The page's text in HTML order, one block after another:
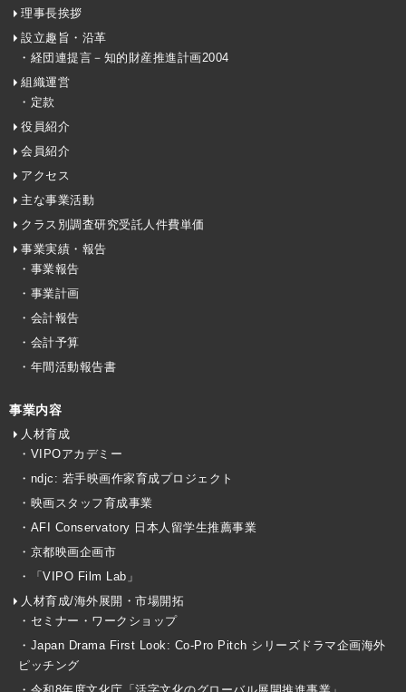
理事長挨拶
設立趣旨・沿革
・経団連提言－知的財産推進計画2004
組織運営
・定款
役員紹介
会員紹介
アクセス
主な事業活動
クラス別調査研究受託人件費単価
事業実績・報告
・事業報告
・事業計画
・会計報告
・会計予算
・年間活動報告書
事業内容
人材育成
・VIPOアカデミー
・ndjc: 若手映画作家育成プロジェクト
・映画スタッフ育成事業
・AFI Conservatory 日本人留学生推薦事業
・京都映画企画市
・「VIPO Film Lab」
人材育成/海外展開・市場開拓
・セミナー・ワークショップ
・Japan Drama First Look: Co-Pro Pitch シリーズドラマ企画海外
ピッチング